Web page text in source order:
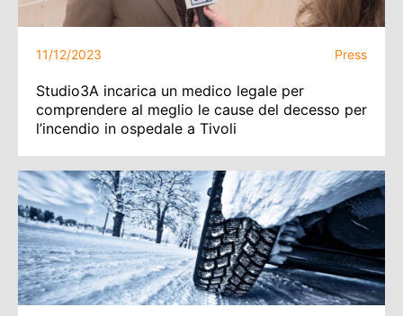
11/12/2023 Press
Studio3A incarica un medico legale per
comprendere al meglio le cause del decesso per
l’incendio in ospedale a Tivoli